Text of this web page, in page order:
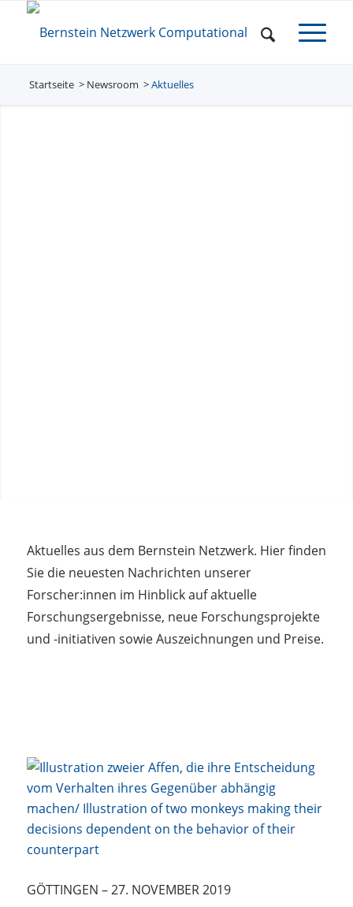
Startseite /
Newsroom /
Aktuelles
Aktuelles aus dem Bernstein Netzwerk. Hier finden
Sie die neuesten Nachrichten unserer
Forscher:innen im Hinblick auf aktuelle
Forschungsergebnisse, neue Forschungsprojekte
und -initiativen sowie Auszeichnungen und Preise.
GÖTTINGEN –27. NOVEMBER 2019